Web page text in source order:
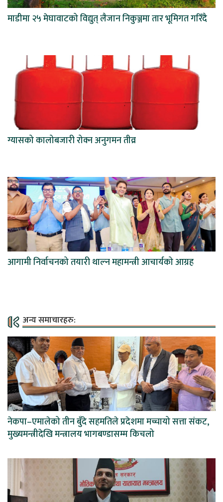
माडीमा २५ मेघावाटको विद्युत् लैजान निकुञ्जमा तार भूमिगत गरिँदै
ग्यासको कालोबजारी रोक्न अनुगमन तीव्र
आगामी निर्वाचनको तयारी थाल्न महामन्त्री आचार्यको आग्रह
अन्य समाचारहरु:
नेकपा–एमालेको तीन बुँदे सहमतिले प्रदेशमा मच्चायो सत्ता संकट,
मुख्यमन्त्रीदेखि मन्त्रालय भागबण्डासम्म किचलो